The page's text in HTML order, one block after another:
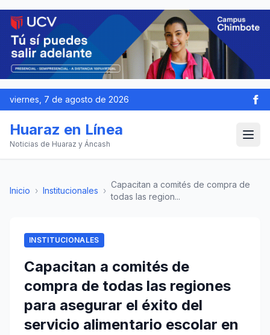
viernes, 7 de agosto de 2026
Huaraz en Línea
Noticias de Huaraz y Áncash
Inicio › Institucionales ›
Capacitan a comités de compra de
todas las region...
INSTITUCIONALES
Capacitan a comités de
compra de todas las regiones
para asegurar el éxito del
servicio alimentario escolar en